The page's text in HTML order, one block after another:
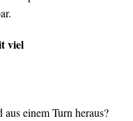
viel
einem Turn heraus?